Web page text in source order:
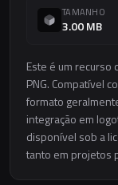
TAMANHO
3.00 MB
Este é um
PNG. Compatível
formato
integração em
disponível sob a
tanto em projetos